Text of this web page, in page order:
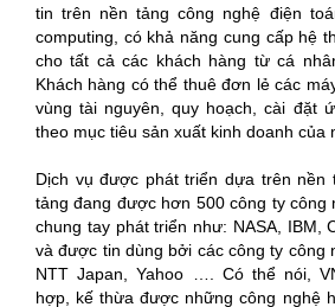
tin trên nền tảng công nghệ điện
computing, có khả năng cung cấp hệ
cho tất cả các khách hàng từ cá
Khách hàng có thể thuê đơn lẻ các
vùng tài nguyên, quy hoạch, cài đặt
theo mục tiêu sản xuất kinh doanh của
Dịch vụ được phát triển dựa trên nền
tảng đang được hơn 500 công ty công
chung tay phát triển như: NASA, IBM,
và được tin dùng bởi các công ty công
NTT Japan, Yahoo …. Có thể nói,
hợp, kế thừa được những công nghệ